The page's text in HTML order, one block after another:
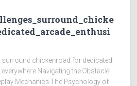
chickenroad for dedicated
Navigating the Obstacle
Mechanics The Psychology of